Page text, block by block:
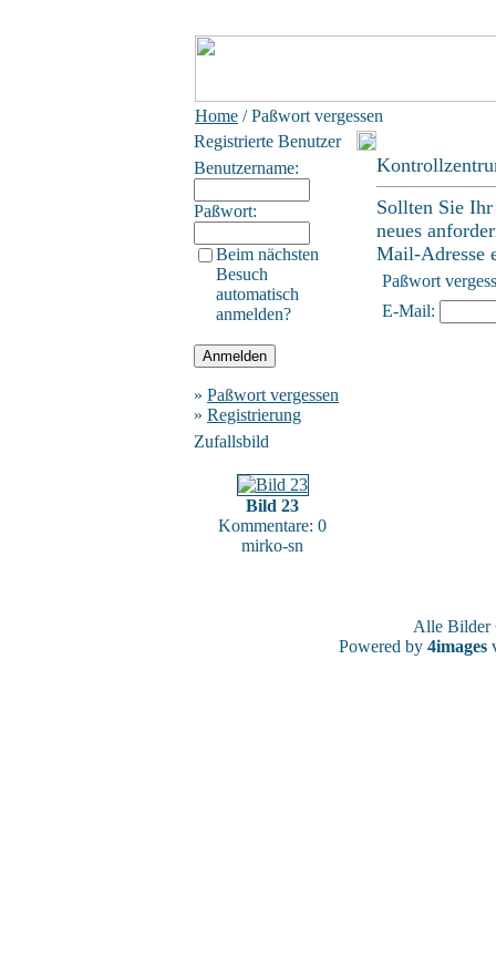
Home / Paßwort vergessen
Registrierte Benutzer
Benutzername:
Paßwort:
Beim nächsten
Besuch
automatisch
anmelden?
» Paßwort vergessen
» Registrierung
Zufallsbild
Bild 23
Kommentare: 0
mirko-sn
Sollten Sie
neues
Mail-Adresse
Paßwort
E-Mail:
Alle
Powered by 4images